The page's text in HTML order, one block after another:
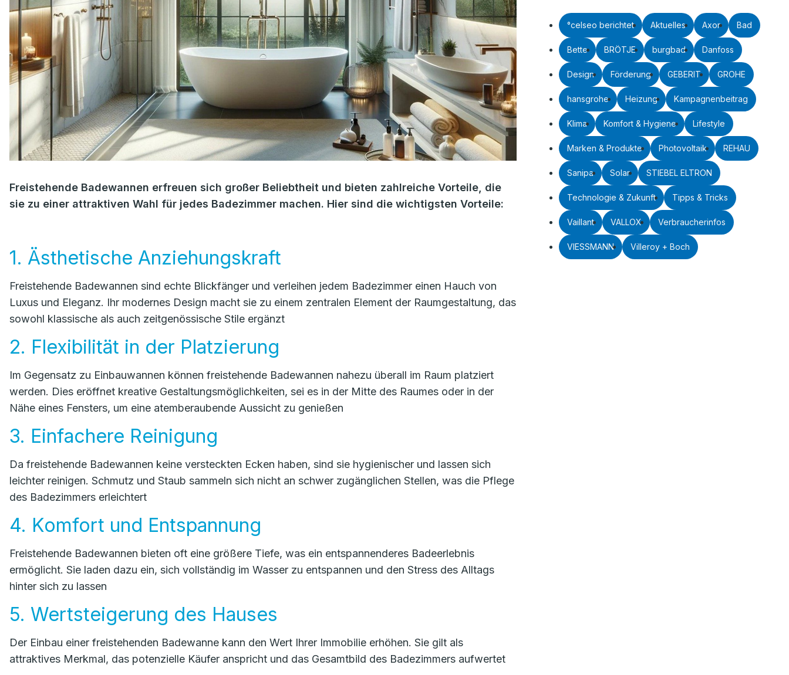
Freistehende Badewannen erfreuen sich großer Beliebtheit und bieten zahlreiche Vorteile, die
sie zu einer attraktiven Wahl für jedes Badezimmer machen. Hier sind die wichtigsten Vorteile:
1. Ästhetische Anziehungskraft
Freistehende Badewannen sind echte Blickfänger und verleihen jedem Badezimmer einen Hauch von
Luxus und Eleganz. Ihr modernes Design macht sie zu einem zentralen Element der Raumgestaltung, das
sowohl klassische als auch zeitgenössische Stile ergänzt
2. Flexibilität in der Platzierung
Im Gegensatz zu Einbauwannen können freistehende Badewannen nahezu überall im Raum platziert
werden. Dies eröffnet kreative Gestaltungsmöglichkeiten, sei es in der Mitte des Raumes oder in der
Nähe eines Fensters, um eine atemberaubende Aussicht zu genießen
3. Einfachere Reinigung
Da freistehende Badewannen keine versteckten Ecken haben, sind sie hygienischer und lassen sich
leichter reinigen. Schmutz und Staub sammeln sich nicht an schwer zugänglichen Stellen, was die Pflege
des Badezimmers erleichtert
4. Komfort und Entspannung
Freistehende Badewannen bieten oft eine größere Tiefe, was ein entspannenderes Badeerlebnis
ermöglicht. Sie laden dazu ein, sich vollständig im Wasser zu entspannen und den Stress des Alltags
hinter sich zu lassen
5. Wertsteigerung des Hauses
Der Einbau einer freistehenden Badewanne kann den Wert Ihrer Immobilie erhöhen. Sie gilt als
attraktives Merkmal, das potenzielle Käufer anspricht und das Gesamtbild des Badezimmers aufwertet
°celseo berichtet Aktuelles Axor Bad
Bette BRÖTJE burgbad Danfoss
Design Förderung GEBERIT GROHE
hansgrohe Heizung Kampagnenbeitrag
Klima Komfort & Hygiene Lifestyle
Marken & Produkte Photovoltaik REHAU
Sanipa Solar STIEBEL ELTRON
Technologie & Zukunft Tipps & Tricks
Vaillant VALLOX Verbraucherinfos
VIESSMANN Villeroy + Boch